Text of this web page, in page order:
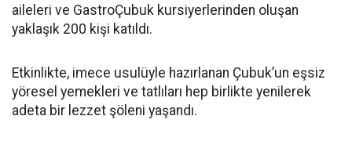
aileleri ve GastroÇubuk kursiyerlerinden oluşan
yaklaşık 200 kişi katıldı.
Etkinlikte, imece usulüyle hazırlanan Çubuk’un eşsiz
yöresel yemekleri ve tatlıları hep birlikte yenilerek
adeta bir lezzet şöleni yaşandı.